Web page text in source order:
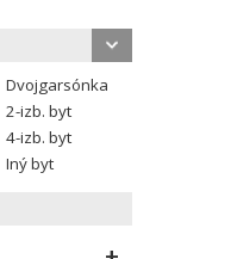
Dvojgarsónka
2-izb. byt
4-izb. byt
Iný byt